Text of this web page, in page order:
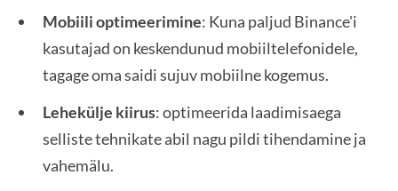
Mobiili optimeerimine: Kuna paljud Binance'i
kasutajad on keskendunud mobiiltelefonidele,
tagage oma saidi sujuv mobiilne kogemus.
Lehekülje kiirus: optimeerida laadimisaega
selliste tehnikate abil nagu pildi tihendamine ja
vahemälu.